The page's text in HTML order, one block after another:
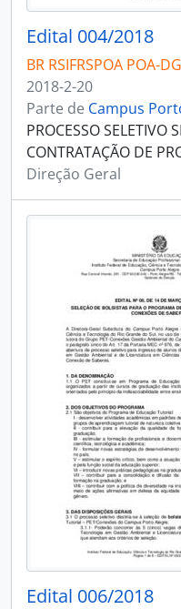
Edital 004/2018
BR RSIFRSPOA POA-
2018-2-20
Parte de Campus
PROCESSO SELETIVO
CONTRATAÇÃO DE
Direção Geral
Edital 006/2018